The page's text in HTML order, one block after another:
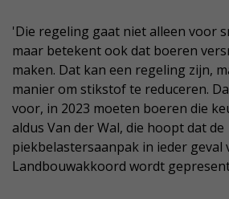
'Die regeling gaat niet alleen voor
maar betekent ook dat boeren
maken. Dat kan een regeling zijn,
manier om stikstof te reduceren.
voor, in 2023 moeten boeren die
aldus Van der Wal, die hoopt dat de
piekbelastersaanpak in ieder geval
Landbouwakkoord wordt